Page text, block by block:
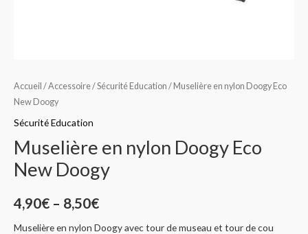
Accueil /Accessoire/Sécurité Education / Muselière en nylon Doogy Eco
New Doogy
Sécurité Education
Muselière en nylon Doogy Eco
New Doogy
4,90€ – 8,50€
Muselière en nylon Doogy avec tour de museau et tour de cou